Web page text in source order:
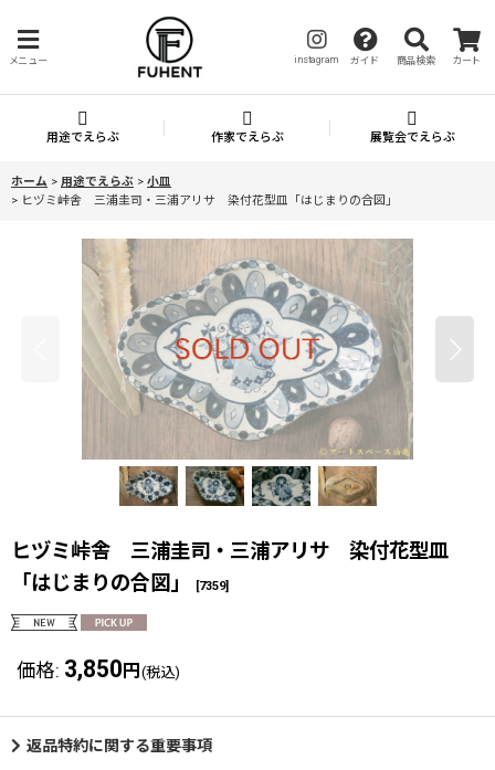
メニュー instagram ガイド 商品検索 カート
用途でえらぶ 作家でえらぶ 展覧会でえらぶ
ホーム > 用途でえらぶ > 小皿
> ヒヅミ峠舎 三浦圭司・三浦アリサ 染付花型皿「はじまりの合図」
ヒヅミ峠舎 三浦圭司・三浦アリサ 染付花型皿
「はじまりの合図」
[7359]
価格: 3,850 円 (税込)
返品特約に関する重要事項